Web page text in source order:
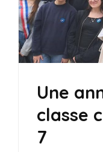
Une
classe
7